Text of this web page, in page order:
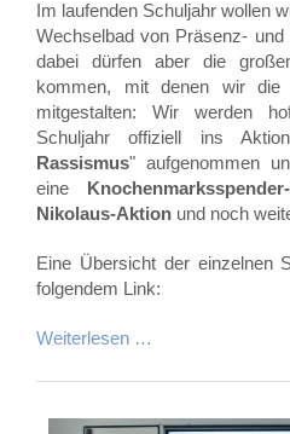
Im laufenden Schuljahr wollen
Wechselbad von Präsenz- und
dabei dürfen aber die
kommen, mit denen wir die
mitgestalten: Wir werden
Schuljahr offiziell ins
Rassismus" aufgenommen
eine
Nikolaus-Aktion und noch
Eine Übersicht der einzelnen
folgendem Link:
Weiterlesen …